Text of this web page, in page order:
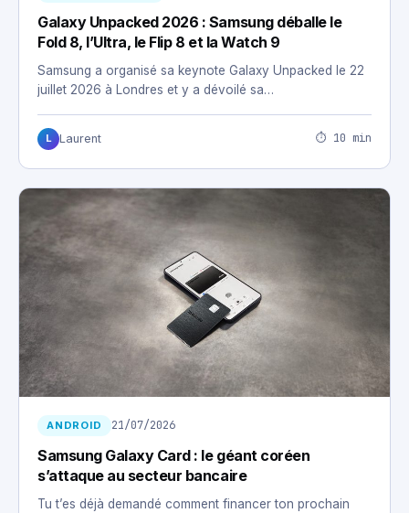
Galaxy Unpacked 2026 : Samsung déballe le
Fold 8, l’Ultra, le Flip 8 et la Watch 9
Samsung a organisé sa keynote Galaxy Unpacked le 22
juillet 2026 à Londres et y a dévoilé sa…
L Laurent ⏱ 10 min
ANDROID 21/07/2026
Samsung Galaxy Card : le géant coréen
s’attaque au secteur bancaire
Tu t’es déjà demandé comment financer ton prochain